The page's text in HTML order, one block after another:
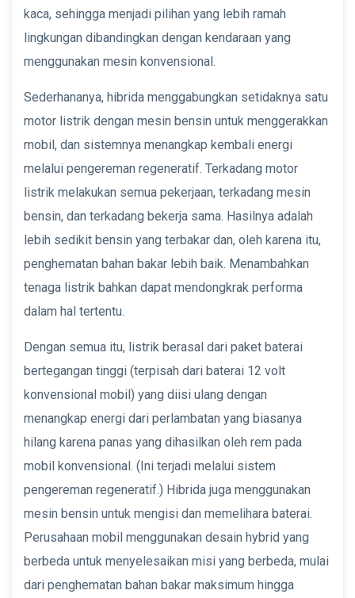
kaca, sehingga menjadi pilihan yang lebih ramah
lingkungan dibandingkan dengan kendaraan yang
menggunakan mesin konvensional.
Sederhananya, hibrida menggabungkan setidaknya satu
motor listrik dengan mesin bensin untuk menggerakkan
mobil, dan sistemnya menangkap kembali energi
melalui pengereman regeneratif. Terkadang motor
listrik melakukan semua pekerjaan, terkadang mesin
bensin, dan terkadang bekerja sama. Hasilnya adalah
lebih sedikit bensin yang terbakar dan, oleh karena itu,
penghematan bahan bakar lebih baik. Menambahkan
tenaga listrik bahkan dapat mendongkrak performa
dalam hal tertentu.
Dengan semua itu, listrik berasal dari paket baterai
bertegangan tinggi (terpisah dari baterai 12 volt
konvensional mobil) yang diisi ulang dengan
menangkap energi dari perlambatan yang biasanya
hilang karena panas yang dihasilkan oleh rem pada
mobil konvensional. (Ini terjadi melalui sistem
pengereman regeneratif.) Hibrida juga menggunakan
mesin bensin untuk mengisi dan memelihara baterai.
Perusahaan mobil menggunakan desain hybrid yang
berbeda untuk menyelesaikan misi yang berbeda, mulai
dari penghematan bahan bakar maksimum hingga